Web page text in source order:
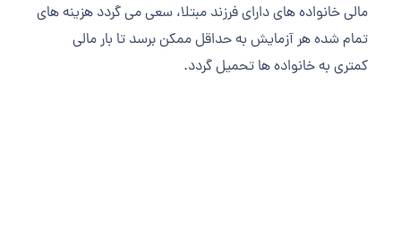
مالی خانواده های دارای فرزند مبتلا، سعی می گردد هزينه های
تمام شده هر آزمايش به حداقل ممكن برسد تا بار مالی
كمتری به خانواده ها تحميل گردد.